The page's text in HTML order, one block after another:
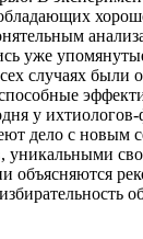
уже
случаях были
у ихтиологов-
дело с новым
уникальными
объясняются